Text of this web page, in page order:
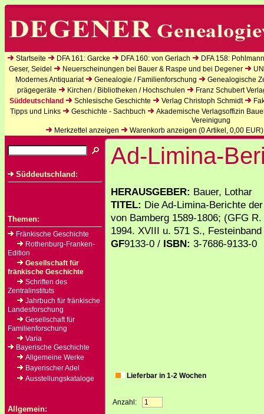
Startseite DFA 161: Garcke DFA 160: von Gerlach
DFA 158:
Geser, Seidel
Neuerscheinungen bei Bauer & Raspe und bei Degener
Modernes Antiquariat
Genealogie / Familienforschung
Genealogische
prägegeräte
Kirchen / Bibliotheken / Hochschulen
Franz Schubert
Süddeutschland
Schlesische Geschichte Verlag Christoph Schmidt
Tipps und Links
Geschichte - Sachbuch
Akademische Verlagsoffizin
Vereinigung
Merkzettel anzeigen
Warenkorb anzeigen (0Artikel, 0,00 EUR)
Süddeutschland:
Themen:
Fränkische Geschichte
Rothenburg-Franken-
Edition
Gesellschaft für
fränkische Geschichte
Schriften des
Zentralinstituts
Jahrbuch für fränkische
Landesforschung
Gesellschaft für
Familienforschung
Varia
Bayerische Geschichte
Allgemeine Werke
Bayerischer Adel
Ausstellungskataloge
Allgemein:
Ad-Limina-
HERAUSGEBER: Bauer, Lothar
TITEL: Die Ad-Limina-Berichte
von Bamberg 1589-1806; (GFG
1994. XVIII u. 571 S., Festeinband
GF9133-0 / ISBN: 3-7686-9133-0
Lieferbar in 1-2 Wochen
Anzahl: